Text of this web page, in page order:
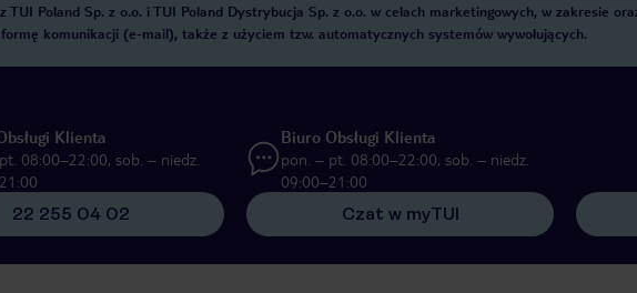
Poland Sp. z o.o. i TUI Poland Dystrybucja Sp. z o.o. w celach marketingowych, w zakresie
komunikacji (e-mail), także z użyciem tzw. automatycznych systemów wywołujących.
Klienta
08:00–22:00, sob. – niedz.
22 255 04 02
Biuro Obsługi Klienta
pon. – pt. 08:00–22:00, sob. – niedz.
09:00–21:00
Czat w myTUI